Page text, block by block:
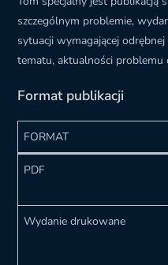
szczególnym problemie,
sytuacji wymagającej
tematu, aktualności problemu
Format publikacji
FORMAT
PDF
Wydanie drukowane